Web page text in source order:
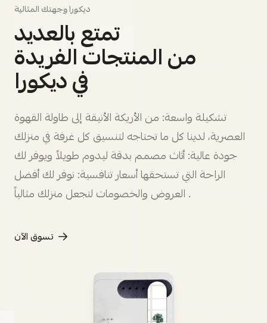
ديكورا وجهتك المثالية
تمتع بالعديد
من المنتجات الفريدة
في ديكورا
تشكيلة واسعة: من الأريكة الأنيقة إلى طاولة القهوة
العصرية، لدينا كل ما تحتاجه لتنسيق كل غرفة في منزلك
جودة عالية: أثاث مصمم بدقة ليدوم طويلاً ويوفر لك
الراحة التي تستحقها أسعار تنافسية: نوفر لك أفضل
العروض والخصومات لتجعل منزلك مثالياً .
تسوق الآن